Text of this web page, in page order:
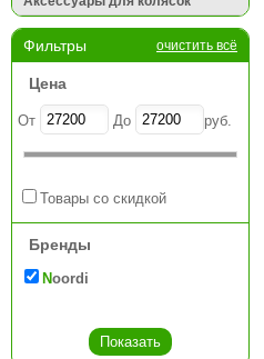
Фильтры очистить всё
Цена
От До руб.
Товары со скидкой
Бренды
Noordi